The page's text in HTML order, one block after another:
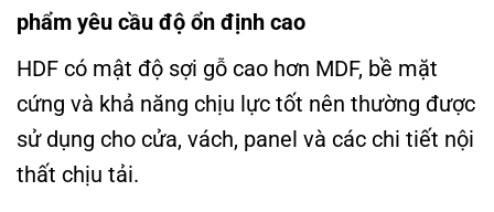
phẩm yêu cầu độ ổn định cao
HDF có mật độ sợi gỗ cao hơn MDF, bề mặt
cứng và khả năng chịu lực tốt nên thường được
sử dụng cho cửa, vách, panel và các chi tiết nội
thất chịu tải.